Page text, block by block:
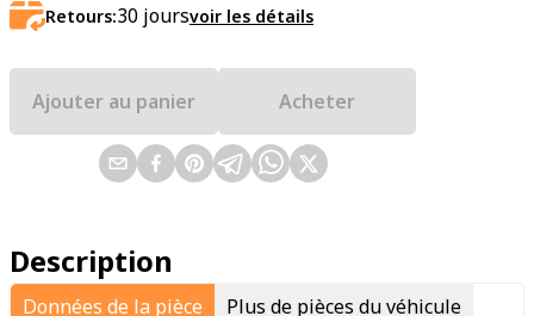
Retours:30 joursvoir les détails
Ajouter au panier Acheter
Description
Données de la pièce Plus de pièces du véhicule